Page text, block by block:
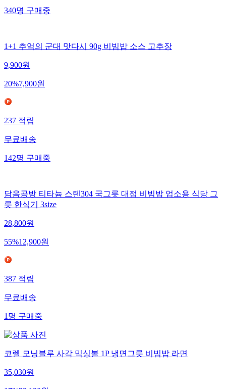
340명구매중
1+1 추억의 군대 맛다시 90g 비빔밥 소스 고추장
9,900원
20%7,900원
237적립
무료배송
142명구매중
담음공방 티타늄 스텐304 국그릇 대접 비빔밥 업소용 식당 그
릇 한식기 3size
28,800원
55%12,900원
387적립
무료배송
1명구매중
코렐 모닝블루 사각 믹싱볼 1P 냉면그릇 비빔밥 라면
35,030원